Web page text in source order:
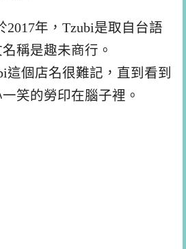
2017年，Tzubi是取自台語
稱是趣未商行。
這個店名很難記，直到看到
笑的勞印在腦子裡。